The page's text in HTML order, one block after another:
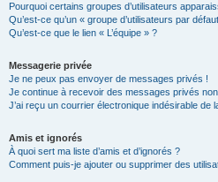
Pourquoi certains groupes d’utilisateurs
Qu’est-ce qu’un « groupe d’utilisateurs par
Qu’est-ce que le lien « L’équipe » ?
Messagerie privée
Je ne peux pas envoyer de messages privés !
Je continue à recevoir des messages privés
J’ai reçu un courrier électronique indésirable de
Amis et ignorés
À quoi sert ma liste d’amis et d’ignorés ?
Comment puis-je ajouter ou supprimer des